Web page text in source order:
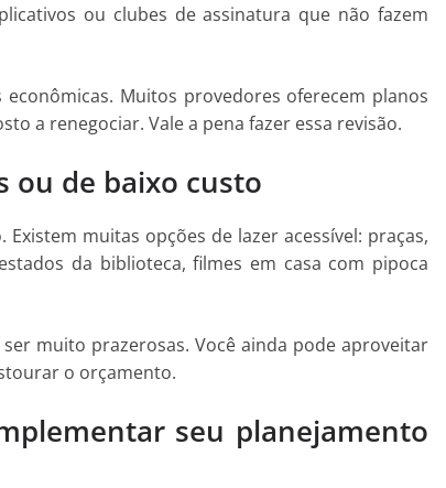
ou clubes de assinatura que não fazem
Muitos provedores oferecem planos
a renegociar. Vale a pena fazer essa revisão.
ou de baixo custo
muitas opções de lazer acessível: praças,
da biblioteca, filmes em casa com pipoca
muito prazerosas. Você ainda pode aproveitar
o orçamento.
seu planejamento